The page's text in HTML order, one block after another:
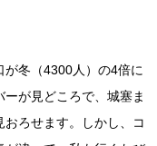
が冬（4300人）の4倍に
が見どころで、城塞ま
ろせます。しかし、コ